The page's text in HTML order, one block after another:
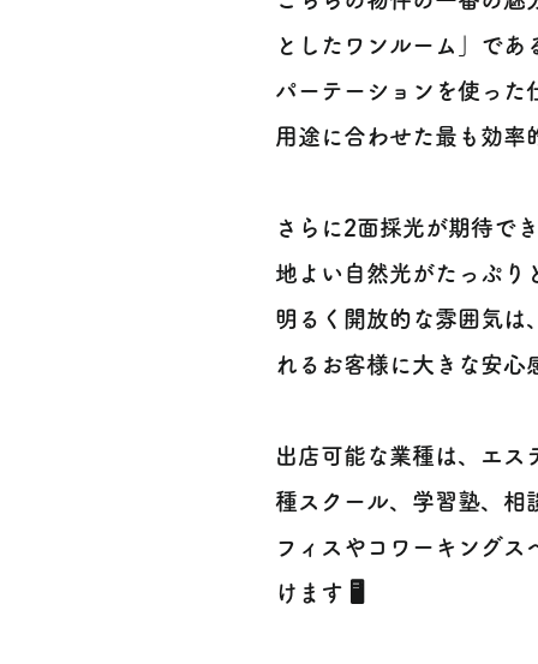
としたワンルーム」であ
パーテーションを使った
用途に合わせた最も効率
さらに2面採光が期待で
地よい自然光がたっぷり
明るく開放的な雰囲気は
れるお客様に大きな安
出店可能な業種は、エス
種スクール、学習塾、相
フィスやコワーキングス
けます 🖥️